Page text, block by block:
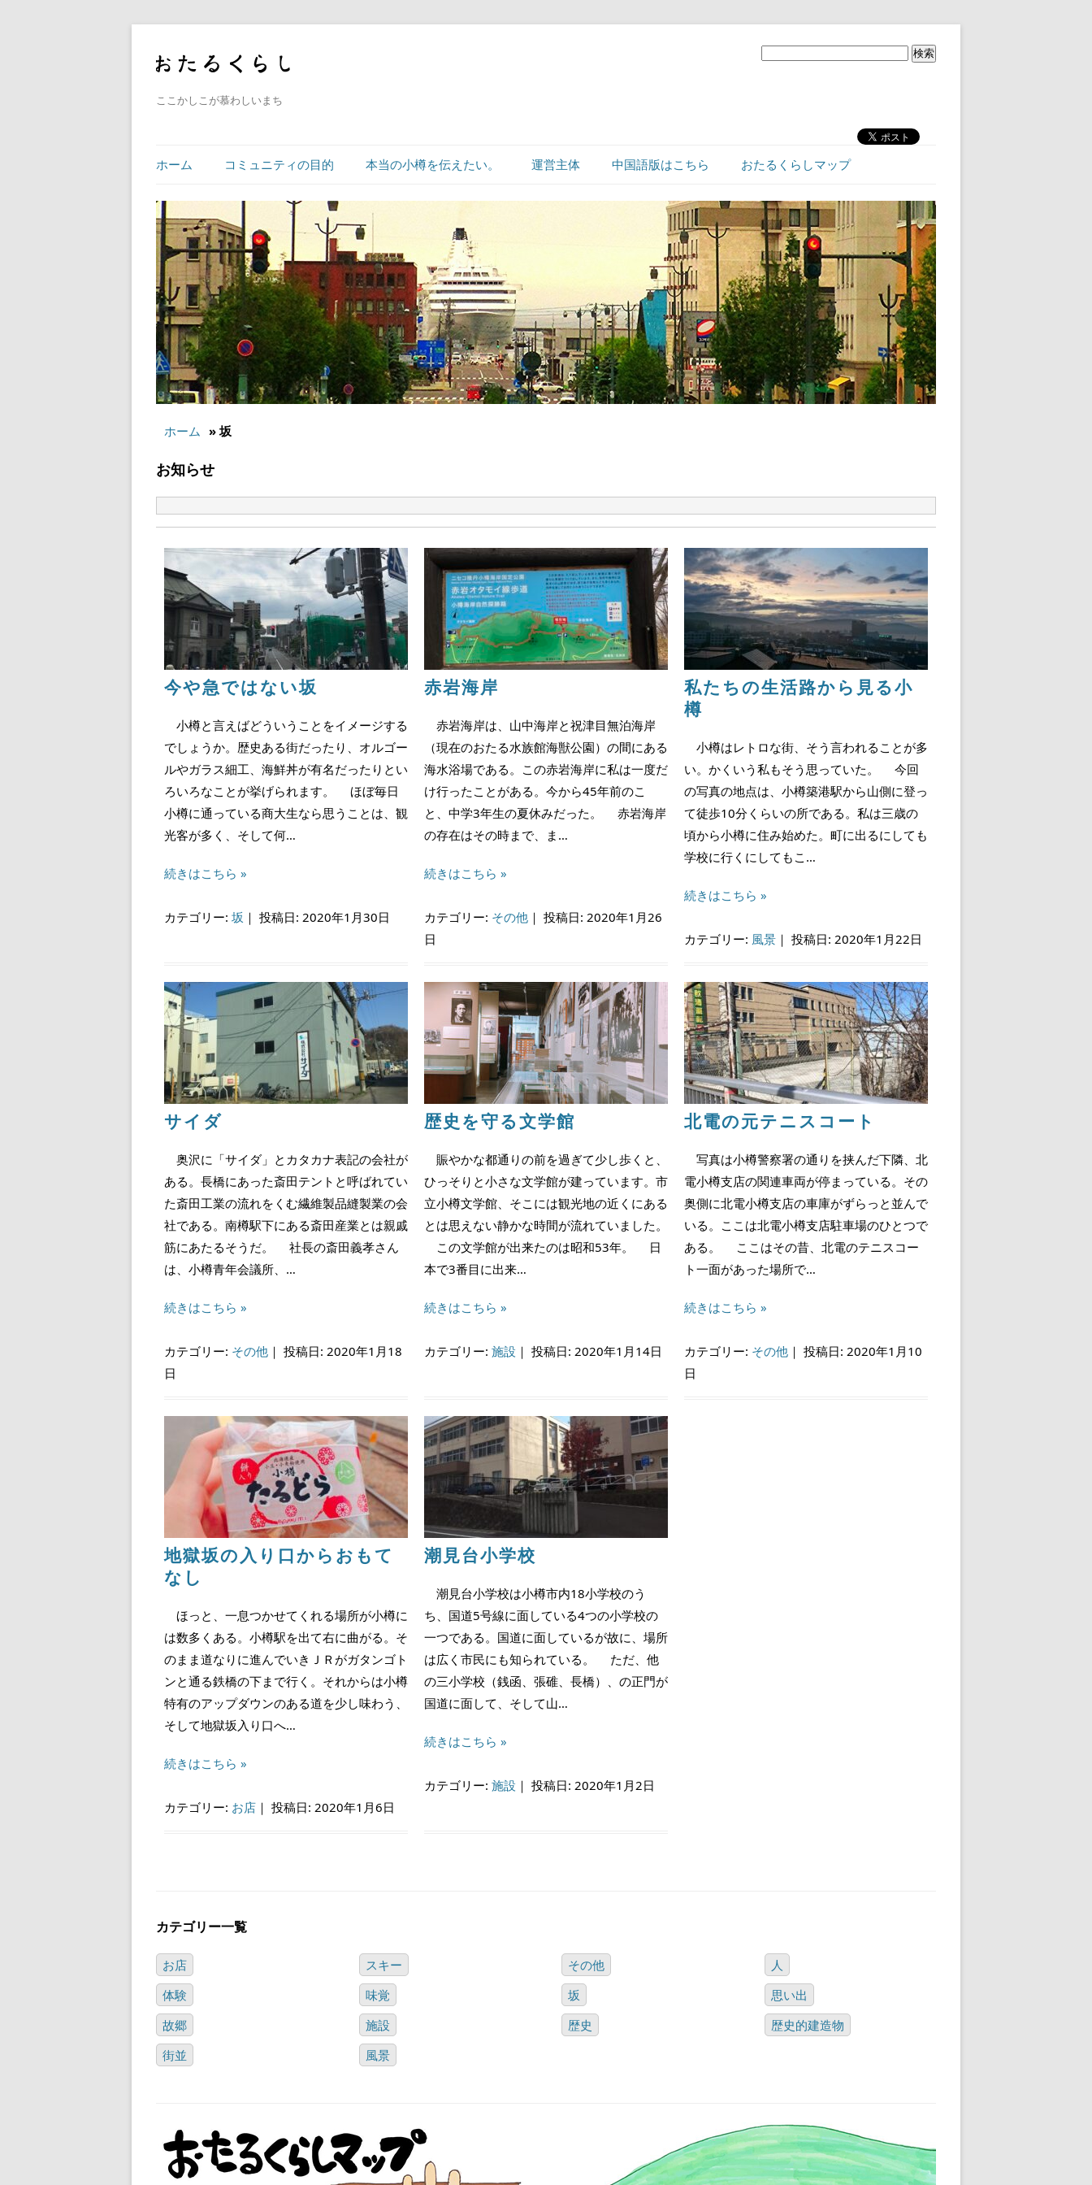
ここかしこが慕わしいまち
ホーム コミュニティの目的 本当の小樽を伝えたい。 運営主体 中国語版はこちら おたるくらしマップ
ホーム » 坂
お知らせ
今や急ではない坂
小樽と言えばどういうことをイメージする
でしょうか。歴史ある街だったり、オルゴー
ルやガラス細工、海鮮丼が有名だったりとい
ろいろなことが挙げられます。 ほぼ毎日
小樽に通っている商大生なら思うことは、観
光客が多く、そして何…
続きはこちら »
カテゴリー: 坂 ｜ 投稿日: 2020年1月30日
赤岩海岸
赤岩海岸は、山中海岸と祝津目無泊海岸
（現在のおたる水族館海獣公園）の間にある
海水浴場である。この赤岩海岸に私は一度だ
け行ったことがある。今から45年前のこ
と、中学3年生の夏休みだった。 赤岩海岸
の存在はその時まで、ま…
続きはこちら »
カテゴリー: その他 ｜ 投稿日: 2020年1月26
日
私たちの生活路から見る小
樽
小樽はレトロな街、そう言われることが多
い。かくいう私もそう思っていた。 今回
の写真の地点は、小樽築港駅から山側に登っ
て徒歩10分くらいの所である。私は三歳の
頃から小樽に住み始めた。町に出るにしても
学校に行くにしてもこ…
続きはこちら »
カテゴリー: 風景 ｜ 投稿日: 2020年1月22日
サイダ
奥沢に「サイダ」とカタカナ表記の会社が
ある。長橋にあった斎田テントと呼ばれてい
た斎田工業の流れをくむ繊維製品縫製業の会
社である。南樽駅下にある斎田産業とは親戚
筋にあたるそうだ。 社長の斎田義孝さん
は、小樽青年会議所、…
続きはこちら »
カテゴリー: その他 ｜ 投稿日: 2020年1月18
日
歴史を守る文学館
賑やかな都通りの前を過ぎて少し歩くと、
ひっそりと小さな文学館が建っています。市
立小樽文学館、そこには観光地の近くにある
とは思えない静かな時間が流れていました。
この文学館が出来たのは昭和53年。 日
本で3番目に出来…
続きはこちら »
カテゴリー: 施設 ｜ 投稿日: 2020年1月14日
北電の元テニスコート
写真は小樽警察署の通りを挟んだ下隣、北
電小樽支店の関連車両が停まっている。その
奥側に北電小樽支店の車庫がずらっと並んで
いる。ここは北電小樽支店駐車場のひとつで
ある。 ここはその昔、北電のテニスコー
ト一面があった場所で…
続きはこちら »
カテゴリー: その他 ｜ 投稿日: 2020年1月10
日
地獄坂の入り口からおもて
なし
ほっと、一息つかせてくれる場所が小樽に
は数多くある。小樽駅を出て右に曲がる。そ
のまま道なりに進んでいきＪＲがガタンゴト
ンと通る鉄橋の下まで行く。それからは小樽
特有のアップダウンのある道を少し味わう、
そして地獄坂入り口へ…
続きはこちら »
カテゴリー: お店 ｜ 投稿日: 2020年1月6日
潮見台小学校
潮見台小学校は小樽市内18小学校のう
ち、国道5号線に面している4つの小学校の
一つである。国道に面しているが故に、場所
は広く市民にも知られている。 ただ、他
の三小学校（銭函、張碓、長橋）、の正門が
国道に面して、そして山…
続きはこちら »
カテゴリー: 施設 ｜ 投稿日: 2020年1月2日
カテゴリー一覧
お店 スキー その他
人
体験
味覚 坂
思い出
故郷
施設 歴史
歴史的建造物
街並
風景